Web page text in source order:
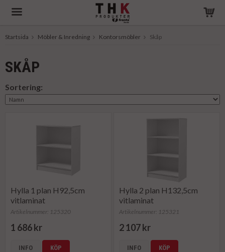
Startsida Möbler & Inredning Kontorsmöbler Skåp
SKÅP
Sortering:
Hylla 1 plan H92,5cm
vitlaminat
Artikelnummer: 125320
1 686 kr
INFO KÖP
Hylla 2 plan H132,5cm
vitlaminat
Artikelnummer: 125321
2 107 kr
INFO KÖP